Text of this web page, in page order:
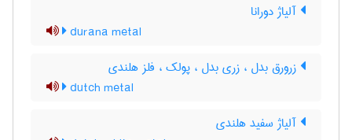
آلیاژ دورانا
durana metal
زرورق بدل ، زری بدل ، پولک ، فلز هلندی
dutch metal
آلیاژ سفید هلندی